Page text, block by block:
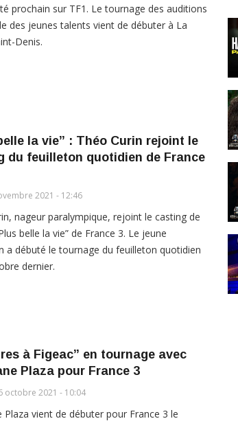
prochain sur TF1. Le tournage des auditions
des jeunes talents vient de débuter à La
Denis.
la vie” : Théo Curin rejoint le
du feuilleton quotidien de France
2021 - 12:46
nageur paralympique, rejoint le casting de
belle la vie” de France 3. Le jeune
a débuté le tournage du feuilleton quotidien
dernier.
à Figeac” en tournage avec
Plaza pour France 3
octobre 2021 - 10:04
Plaza vient de débuter pour France 3 le